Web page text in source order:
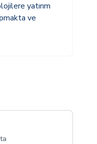
yatırım
ve